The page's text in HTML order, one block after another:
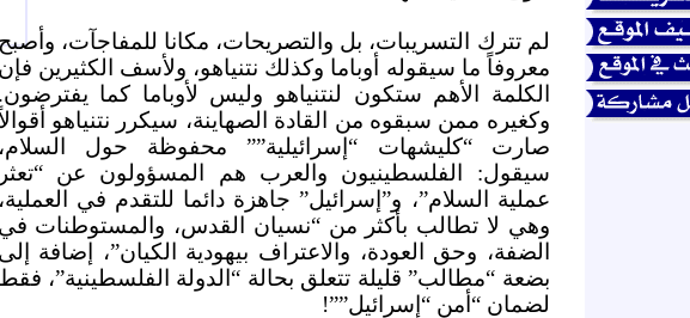
لم تترك التسريبات، بل والتصريحات، مكانا للمفاجآت،
معروفاً ما سيقوله أوباما وكذلك نتنياهو، ولأسف الكثيرين
الكلمة الأهم ستكون لنتنياهو وليس لأوباما كما
وكغيره ممن سبقوه من القادة الصهاينة، سيكرر نتنياهو
صارت “كليشهات “إسرائيلية”” محفوظة حول
سيقول: الفلسطينيون والعرب هم المسؤولون عن
عملية السلام”، و”إسرائيل” جاهزة دائما للتقدم في
وهي لا تطالب بأكثر من “نسيان القدس، والمستوطنات
الضفة، وحق العودة، والاعتراف بيهودية الكيان”، إضافة
بضعة “مطالب” قليلة تتعلق بحالة “الدولة الفلسطينية”،
لضمان “أمن “إسرائيل””!